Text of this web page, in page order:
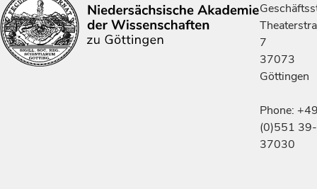
7
37073
Göttingen
Phone:
(0)551 39-
37030